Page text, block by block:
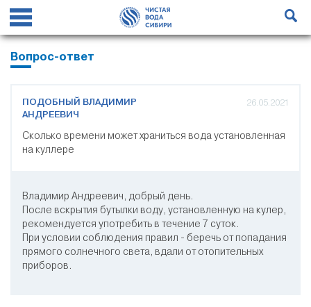
Вопрос-ответ
ПОДОБНЫЙ ВЛАДИМИР
АНДРЕЕВИЧ
26.05.2021
Сколько времени может храниться вода установленная
на куллере
Владимир Андреевич, добрый день.
После вскрытия бутылки воду, установленную на кулер,
рекомендуется употребить в течение 7 суток.
При условии соблюдения правил - беречь от попадания
прямого солнечного света, вдали от отопительных
приборов.